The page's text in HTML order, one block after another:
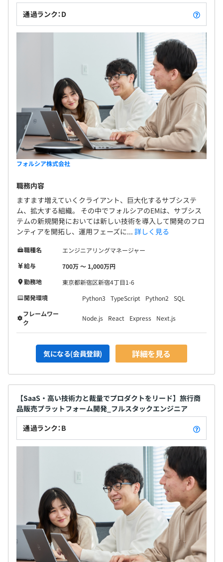
通過ランク：D
フォルシア株式会社
職務内容
ますます増えていくクライアント、巨大化するサブシステ
ム、拡大する組織。 その中でフォルシアのEMは、サブシス
テムの新規開発においては新しい技術を導入して開発のフロ
ンティアを開拓し、運用フェーズに... 詳しく見る
職種名
エンジニアリングマネージャー
給与
700万 〜 1,000万円
勤務地
東京都新宿区新宿4丁目1-6
開発環境
Python3 TypeScript Python2
SQL
フレームワー
ク
Node.js React Express Next.js
気になる(会員登録) 詳細を見る
【SaaS・高い技術力と裁量でプロダクトをリード】旅行商
品販売プラットフォーム開発_フルスタックエンジニア
通過ランク：B